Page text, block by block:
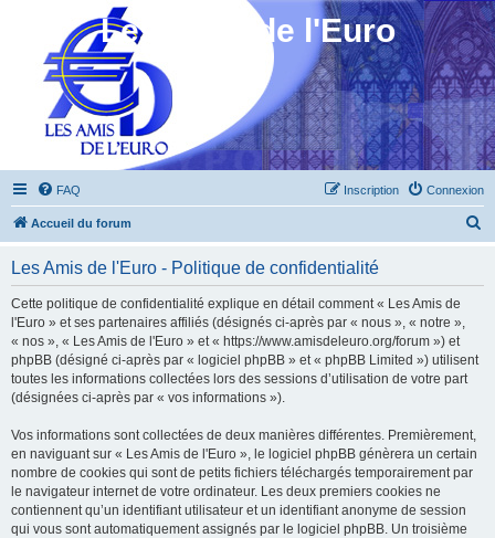
Les Amis de l'Euro
FAQ Connexion
Inscription
Accueil du forum
Les Amis de l'Euro - Politique de confidentialité
Cette politique de confidentialité explique en détail comment « Les Amis de
l'Euro » et ses partenaires affiliés (désignés ci-après par « nous », « notre »,
« nos », « Les Amis de l'Euro » et « https://www.amisdeleuro.org/forum ») et
phpBB (désigné ci-après par « logiciel phpBB » et « phpBB Limited ») utilisent
toutes les informations collectées lors des sessions d’utilisation de votre part
(désignées ci-après par « vos informations »).
Vos informations sont collectées de deux manières différentes. Premièrement,
en naviguant sur « Les Amis de l'Euro », le logiciel phpBB génèrera un certain
nombre de cookies qui sont de petits fichiers téléchargés temporairement par
le navigateur internet de votre ordinateur. Les deux premiers cookies ne
contiennent qu’un identifiant utilisateur et un identifiant anonyme de session
qui vous sont automatiquement assignés par le logiciel phpBB. Un troisième